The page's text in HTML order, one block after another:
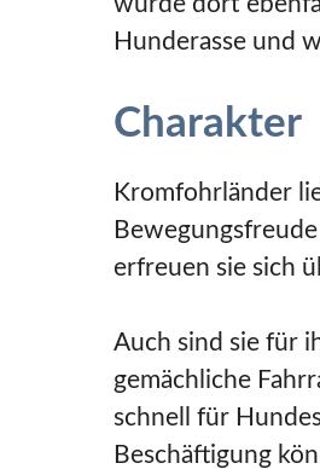
Hunderasse und
Charakter
Kromfohrländer
erfreuen sie sich
Auch sind sie für
gemächliche
schnell für
Beschäftigung